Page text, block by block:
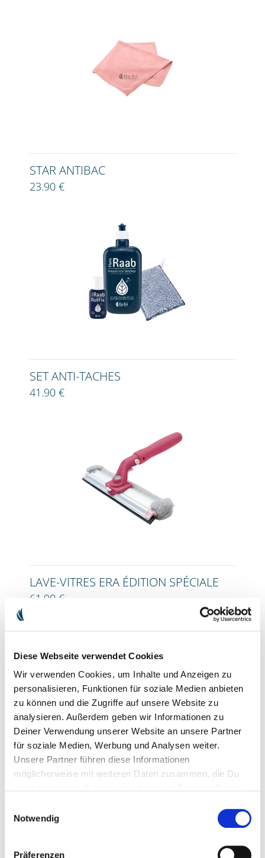
Diese Webseite verwendet Cookies
Wir verwenden Cookies, um Inhalte und Anzeigen zu
personalisieren, Funktionen für soziale Medien anbieten
zu können und die Zugriffe auf unsere Website zu
analysieren. Außerdem geben wir Informationen zu
Deiner Verwendung unserer Website an unsere Partner
für soziale Medien, Werbung und Analysen weiter.
Unsere Partner führen diese Informationen
möglicherweise mit weiteren Daten zusammen, die Du
Notwendig
Präferenzen
STAR ANTIBAC
23.90 €
SET ANTI-TACHES
41.90 €
LAVE-VITRES ERA ÉDITION SPÉCIALE
61.90 €